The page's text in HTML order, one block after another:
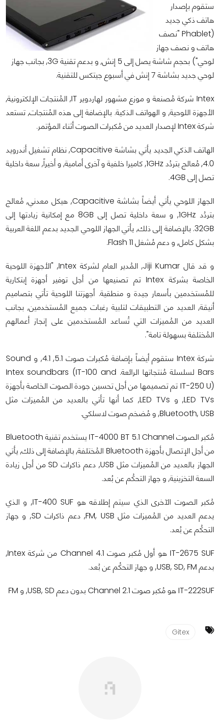
ستقوم بإصدار
هاتف ذكي جديد
(Phablet "نصف
هاتف و نصف جهاز
لوحي") بحجم شاشة يصل إلى 5 إنش, و بدعم تقنية 3G, بجانب جهاز
لوحي جديد بشاشة 7 إنش في أسبوع جيتكس للتقنية.
Intex شركة مُصنعة و موزع مشهور لهاردوير IT, المُنتجات الإلكترونية,
الأجهزة اللوحية, و الهواتف الذكية. بالإضافة إلى هذه المُنتجات, تستعد
شركة Intex لإصدار العديد من مُكبرات الصوت أثناء المؤتمر.
الهاتف الذكي الجديد يأتي بشاشة Capacitive, نظام تشغيل أندرويد
4.0, مُعالج بتردُد 1GHz, كاميرا خلفية و آخرى أمامية, و أخيراً, سعة داخلية
تصل إلى 4GB.
الجهاز اللوحي يأتي أيضاً بشاشة Capacitive, هيكل معدني, مُعالج
بتردُد 1GHz, و سعة داخلية تصل إلى 8GB مع إمكانية زيادتها إلى
32GB. بالإضافة إلى ذلك, يأتي الجهاز اللوحي الجديد بدعم اللغة العربية
بشكل كامل, و دعم مُشغل Flash 11.
و قد قال Jiji Kumar, المُدير العام لشركة Intex, "الأجهزة اللوحية
الخاصة بشركة Intex تم تصنيعها من أجل توفير أجهزة إبتكارية
للمُستخدمين بأسعار جيدة و منطقية. أجهزتنا اللوحية تأتي بتصاميم
أنيقة, العديد من التطبيقات لتلبية رغبات جميع المُستخدمين, بجانب
العديد من المُميزات التي تُساعد المُستخدمين على إنجاز أعمالهم
المُختلفة بسهولة تامة".
شركة Intex ستقوم أيضاً بإضافة مُكبرات صوت 5.1, 4.1, و Sound
Bars لسلسلة مُنتجاتها الرائعة. Intex soundbars (IT-100 and
IT-250 U) تم تصميمها من أجل تحسين جودة الصوت الخاصة بأجهزة
LED TVs, و LED TVs, كما أنها تأتي بالعديد من المُميزات مثل
Bluetooth, USB, و مُضخم صوت لاسلكي.
مُكبر الصوت IT-4000 BT 5.1 Channel يستخدم تقنية Bluetooth
من أجل الإتصال بأجهزة Bluetooth المُختلفة, بالإضافة إلى ذلك, يأتي
الجهاز بالعديد من المُميزات مثل USB, دعم ذاكرات SD من أجل زيادة
السعة التخزينية, و جهاز التحكُم عن بُعد.
مُكبر الصوت الآخرى الذي سيتم إطلاقه هو IT-400 SUF, و الذي
يدعم العديد من المُميزات مثل FM, USB, دعم ذاكرات SD, و جهاز
التحكُم عن بُعد.
IT-2675 SUF هو أول مُكبر صوت 4.1 Channel من شركة Intex,
بدعم USB, SD, FM, و جهاز التحكُم عن بُعد.
IT-222SUF هو مُكبر صوت 2.1 Channel بدون دعم USB, SD, و FM
Gitex